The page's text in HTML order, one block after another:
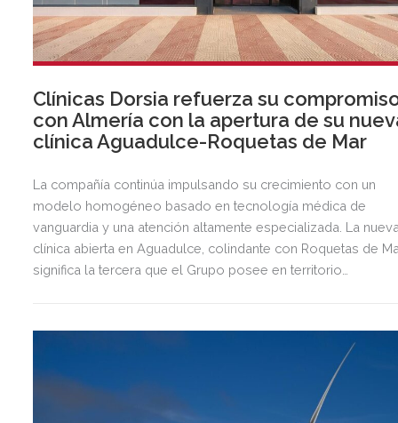
Clínicas Dorsia refuerza su
con Almería con la apertura de su
clínica Aguadulce-Roquetas de Mar
La compañía continúa impulsando su crecimiento con un
modelo homogéneo basado en tecnología médica de
vanguardia y una atención altamente especializada. La
clínica abierta en Aguadulce, colindante con Roquetas de
significa la tercera que el Grupo posee en territorio